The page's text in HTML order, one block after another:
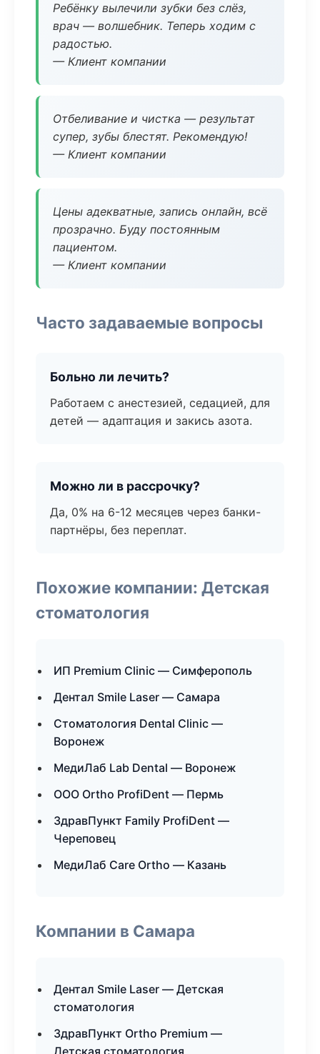
Ребёнку вылечили зубки без слёз,
врач — волшебник. Теперь ходим с
радостью.
— Клиент компании
Отбеливание и чистка — результат
супер, зубы блестят. Рекомендую!
— Клиент компании
Цены адекватные, запись онлайн, всё
прозрачно. Буду постоянным
пациентом.
— Клиент компании
Часто задаваемые вопросы
Больно ли лечить?
Работаем с анестезией, седацией, для
детей — адаптация и закись азота.
Можно ли в рассрочку?
Да, 0% на 6-12 месяцев через банки-
партнёры, без переплат.
Похожие компании: Детская
стоматология
ИП Premium Clinic — Симферополь
Дентал Smile Laser — Самара
Стоматология Dental Clinic —
Воронеж
МедиЛаб Lab Dental — Воронеж
ООО Ortho ProfiDent — Пермь
ЗдравПункт Family ProfiDent —
Череповец
МедиЛаб Care Ortho — Казань
Компании в Самара
Дентал Smile Laser — Детская
стоматология
ЗдравПункт Ortho Premium —
Детская стоматология